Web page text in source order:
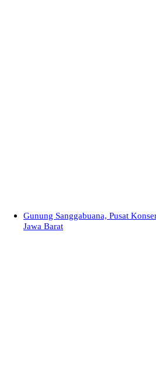
Gunung Sanggabuana, Pusat
Jawa Barat